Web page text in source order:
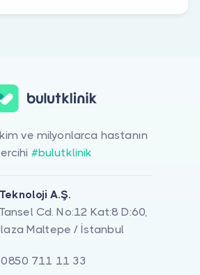
ve milyonlarca hastanın
#bulutklinik
A.Ş.
Cd. No:12 Kat:8 D:60,
Maltepe / İstanbul
0850 711 11 33